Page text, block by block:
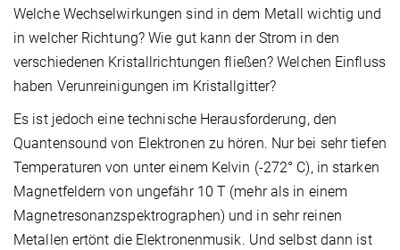
Welche Wechselwirkungen sind in dem Metall wichtig und
in welcher Richtung? Wie gut kann der Strom in den
verschiedenen Kristallrichtungen fließen? Welchen Einfluss
haben Verunreinigungen im Kristallgitter?
Es ist jedoch eine technische Herausforderung, den
Quantensound von Elektronen zu hören. Nur bei sehr tiefen
Temperaturen von unter einem Kelvin (-272° C), in starken
Magnetfeldern von ungefähr 10 T (mehr als in einem
Magnetresonanzspektrographen) und in sehr reinen
Metallen ertönt die Elektronenmusik. Und selbst dann ist